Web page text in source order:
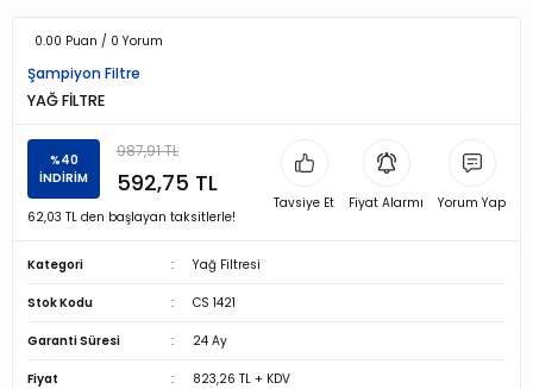
0.00 Puan / 0 Yorum
Şampiyon Filtre
YAĞ FİLTRE
%40
İNDİRİM
987,91 TL
592,75 TL
62,03 TL den başlayan taksitlerle!
Tavsiye Et Fiyat Alarmı Yorum Yap
Kategori Yağ Filtresi
Stok Kodu CS 1421
Garanti Süresi 24 Ay
Fiyat 823,26 TL + KDV